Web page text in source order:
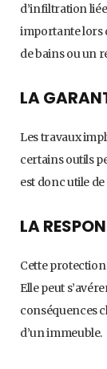
d’infiltration
importante lors
de bains ou un
LA
Les travaux
certains outils
est donc utile
LA
Cette protection
Elle peut
conséquences
d’un immeuble.